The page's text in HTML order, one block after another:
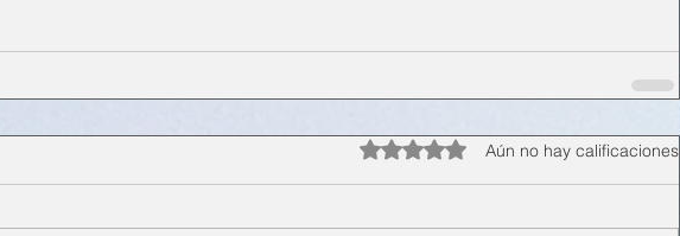
Obtuvo 0 de 5 estrellas.Aún no hay calificaciones